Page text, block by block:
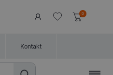
0
Kontakt